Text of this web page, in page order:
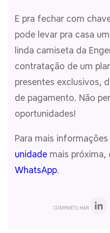
E pra fechar com
pode levar pra casa
linda camiseta da
contratação de um
presentes exclusivos,
de pagamento. Não
oportunidades!
Para mais
unidade mais próxima,
WhatsApp.
COMPARTILHAR